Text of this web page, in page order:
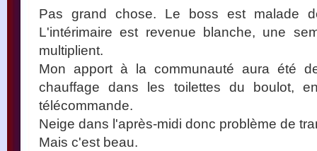
Pas grand chose. Le boss est malade
L'intérimaire est revenue blanche, une
multiplient.
Mon apport à la communauté aura été
chauffage dans les toilettes du boulot,
télécommande.
Neige dans l'après-midi donc problème de
Mais c'est beau.